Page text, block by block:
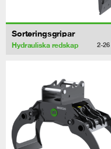
Sorteringsgripar
Hydrauliska redskap 2-26